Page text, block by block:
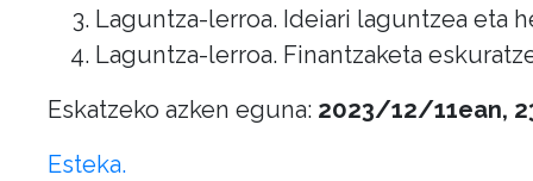
Laguntza-lerroa. Ideiari laguntzea eta
Laguntza-lerroa. Finantzaketa
Eskatzeko azken eguna: 2023/12/11ean,
Esteka.